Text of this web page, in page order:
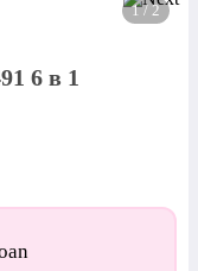
1 / 2
6 в 1